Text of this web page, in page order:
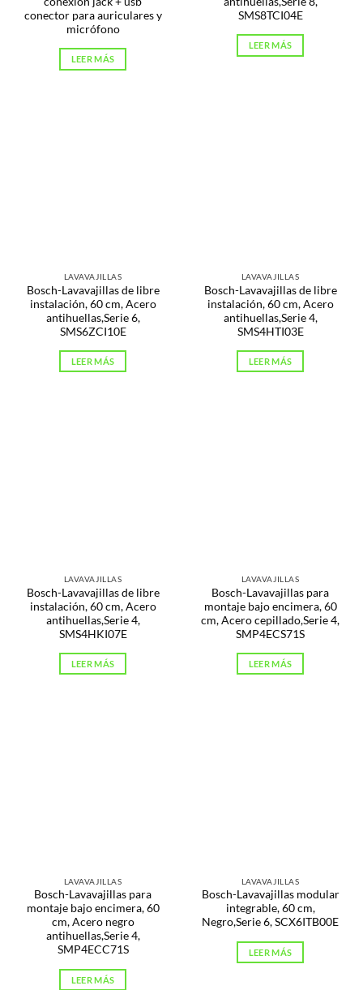
conector para auriculares y
micrófono
LEER MÁS
SMS8TCI04E
LEER MÁS
LAVAVAJILLAS
Bosch-Lavavajillas de libre
instalación, 60 cm, Acero
antihuellas,Serie 6,
SMS6ZCI10E
LEER MÁS
LAVAVAJILLAS
Bosch-Lavavajillas de libre
instalación, 60 cm, Acero
antihuellas,Serie 4,
SMS4HTI03E
LEER MÁS
LAVAVAJILLAS
Bosch-Lavavajillas de libre
instalación, 60 cm, Acero
antihuellas,Serie 4,
SMS4HKI07E
LEER MÁS
LAVAVAJILLAS
Bosch-Lavavajillas para
montaje bajo encimera, 60
cm, Acero cepillado,Serie 4,
SMP4ECS71S
LEER MÁS
LAVAVAJILLAS
Bosch-Lavavajillas para
montaje bajo encimera, 60
cm, Acero negro
antihuellas,Serie 4,
SMP4ECC71S
LEER MÁS
LAVAVAJILLAS
Bosch-Lavavajillas modular
integrable, 60 cm,
Negro,Serie 6, SCX6ITB00E
LEER MÁS